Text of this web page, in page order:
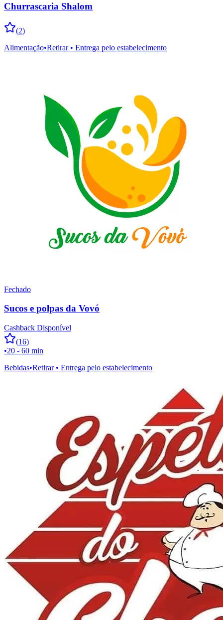
Churrascaria Shalom
(2)
Alimentação•Retirar • Entrega pelo estabelecimento
Fechado
Sucos e polpas da Vovó
Cashback Disponível
(16)
•20 - 60 min
Bebidas•Retirar • Entrega pelo estabelecimento